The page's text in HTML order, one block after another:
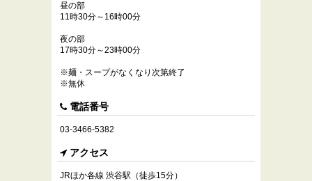
昼の部
11時30分～16時00分
夜の部
17時30分～23時00分
※麺・スープがなくなり次第終了
※無休
電話番号
03-3466-5382
アクセス
JRほか各線 渋谷駅（徒歩15分）